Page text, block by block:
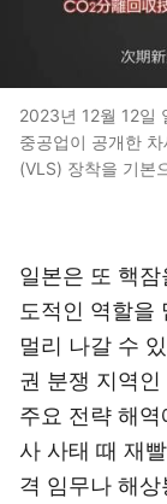
2023년 12월 12일
중공업이 공개한
(VLS) 장착을 기본
일본은 또 핵
도적인 역할을
멀리 나갈 수
권 분쟁 지역
주요 전략 해
사 사태 때 재
격 임무나 해